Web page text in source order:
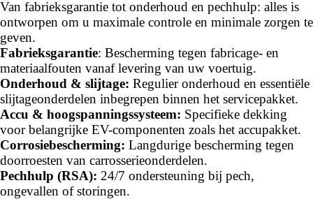
Van fabrieksgarantie tot onderhoud en pechhulp: alles is
ontworpen om u maximale controle en minimale zorgen te
geven.
Fabrieksgarantie: Bescherming tegen fabricage- en
materiaalfouten vanaf levering van uw voertuig.
Onderhoud & slijtage: Regulier onderhoud en essentiële
slijtageonderdelen inbegrepen binnen het servicepakket.
Accu & hoogspanningssysteem: Specifieke dekking
voor belangrijke EV-componenten zoals het accupakket.
Corrosiebescherming: Langdurige bescherming tegen
doorroesten van carrosserieonderdelen.
Pechhulp (RSA): 24/7 ondersteuning bij pech,
ongevallen of storingen.